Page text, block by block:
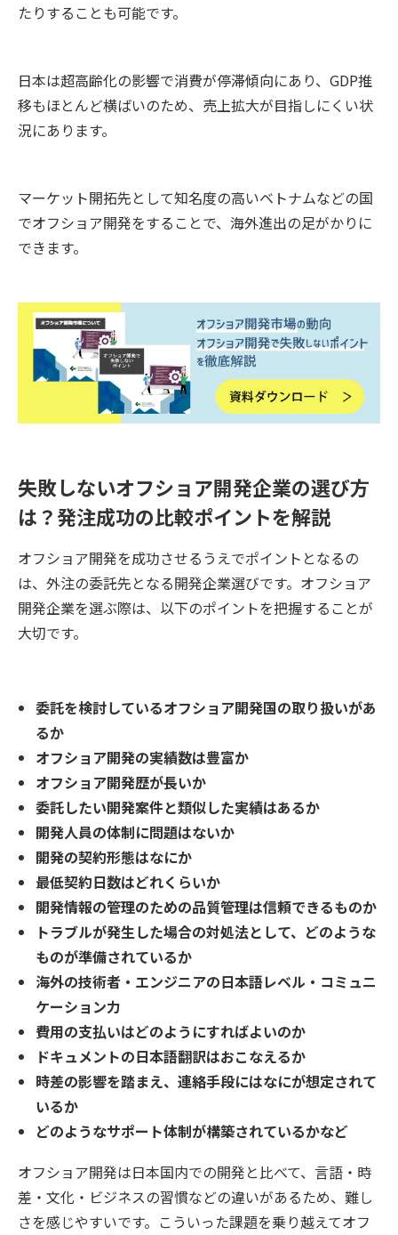
たりすることも可能です。
日本は超高齢化の影響で消費が停滞傾向にあり、GDP推
移もほとんど横ばいのため、売上拡大が目指しにくい状
況にあります。
マーケット開拓先として知名度の高いベトナムなどの国
でオフショア開発をすることで、海外進出の足がかりに
できます。
失敗しないオフショア開発企業の選び方
は？発注成功の比較ポイントを解説
オフショア開発を成功させるうえでポイントとなるの
は、外注の委託先となる開発企業選びです。オフショア
開発企業を選ぶ際は、以下のポイントを把握することが
大切です。
委託を検討しているオフショア開発国の取り扱いがあ
るか
オフショア開発の実績数は豊富か
オフショア開発歴が長いか
委託したい開発案件と類似した実績はあるか
開発人員の体制に問題はないか
開発の契約形態はなにか
最低契約日数はどれくらいか
開発情報の管理のための品質管理は信頼できるものか
トラブルが発生した場合の対処法として、どのような
ものが準備されているか
海外の技術者・エンジニアの日本語レベル・コミュニ
ケーション力
費用の支払いはどのようにすればよいのか
ドキュメントの日本語翻訳はおこなえるか
時差の影響を踏まえ、連絡手段にはなにが想定されて
いるか
どのようなサポート体制が構築されているかなど
オフショア開発は日本国内での開発と比べて、言語・時
差・文化・ビジネスの習慣などの違いがあるため、難し
さを感じやすいです。こういった課題を乗り越えてオフ